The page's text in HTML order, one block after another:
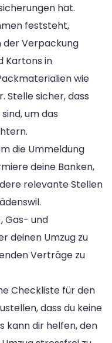
hat.
feststeht,
der Verpackung
Kartons in
wie
Stelle sicher, dass
um das
die Ummeldung
deine Banken,
relevante Stellen
Gas- und
deinen Umzug zu
Verträge zu
Checkliste für den
dass du keine
kann dir helfen, den